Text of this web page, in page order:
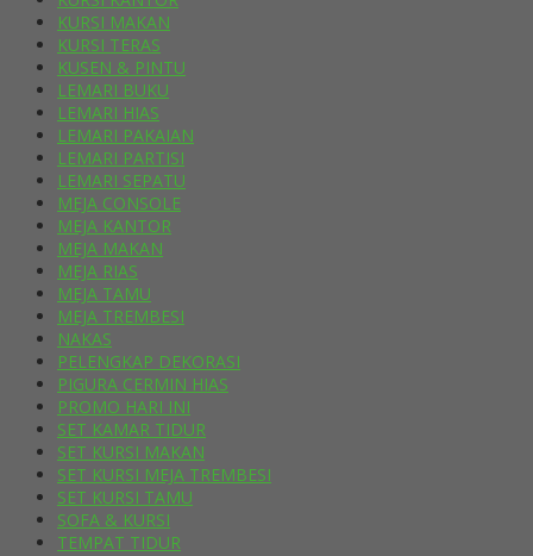
KURSI MAKAN
KURSI TERAS
KUSEN & PINTU
LEMARI BUKU
LEMARI HIAS
LEMARI PAKAIAN
LEMARI PARTISI
LEMARI SEPATU
MEJA CONSOLE
MEJA KANTOR
MEJA MAKAN
MEJA RIAS
MEJA TAMU
MEJA TREMBESI
NAKAS
PELENGKAP DEKORASI
PIGURA CERMIN HIAS
PROMO HARI INI
SET KAMAR TIDUR
SET KURSI MAKAN
SET KURSI MEJA TREMBESI
SET KURSI TAMU
SOFA & KURSI
TEMPAT TIDUR